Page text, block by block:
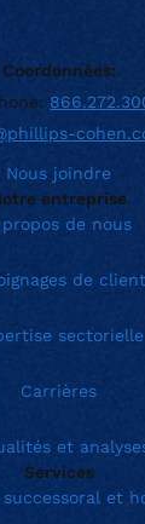
Coordonnées:
Nous joindre
entreprise
propos de nous
de
sectorielle
Carrières
et
Services
et